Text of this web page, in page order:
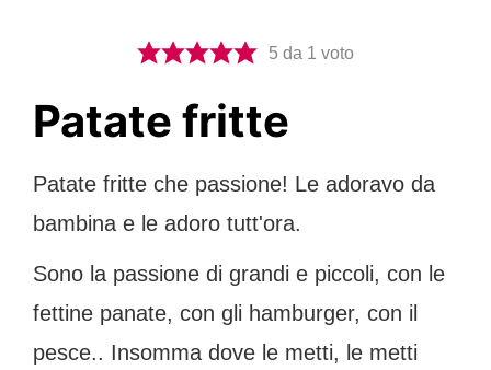
5 da 1 voto
Patate fritte
Patate fritte che passione! Le adoravo da
bambina e le adoro tutt'ora.
Sono la passione di grandi e piccoli, con le
fettine panate, con gli hamburger, con il
pesce.. Insomma dove le metti, le metti